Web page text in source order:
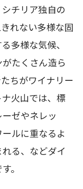
チリア独自の
れない多様な固
多様な気候、
たくさん造ら
ちがワイナリー
火山では、標
ゼやネレッ
ルに重なるよ
る、などダイ
。